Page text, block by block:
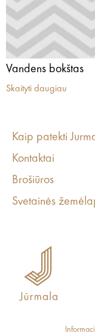
Vandens bokštas
Skaityti daugiau
Kaip patekti
Kontaktai
Brošiūros
Svetainės